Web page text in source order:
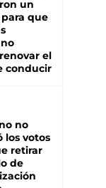
un
que
el
conducir
no
los votos
retirar
de